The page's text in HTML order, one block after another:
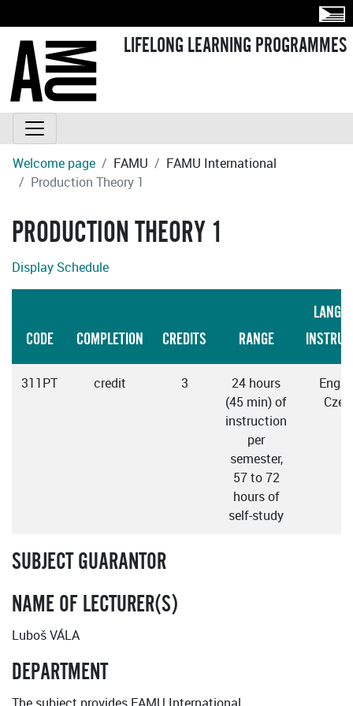
LIFELONG LEARNING PROGRAMMES
Welcome page FAMU
FAMU International
Production Theory 1
PRODUCTION THEORY 1
Display Schedule
CODE COMPLETION CREDITS RANGE
311PT credit 3
24 hours
(45 min) of
instruction
per
semester,
57 to 72
hours of
self-study
SUBJECT GUARANTOR
NAME OF LECTURER(S)
Luboš VÁLA
DEPARTMENT